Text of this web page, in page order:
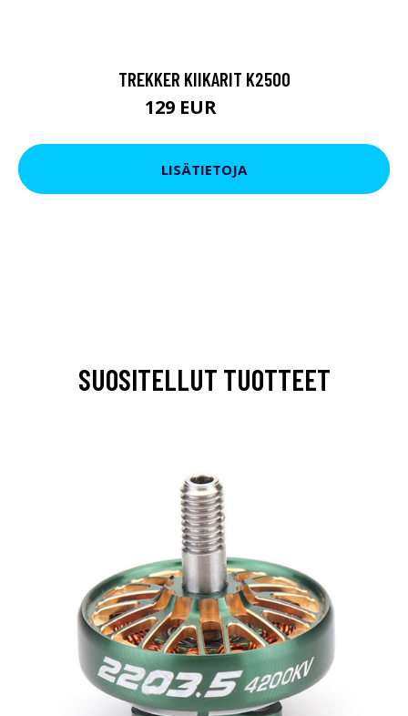
TREKKER KIIKARIT K2500
129 EUR
LISÄTIETOJA
SUOSITELLUT TUOTTEET